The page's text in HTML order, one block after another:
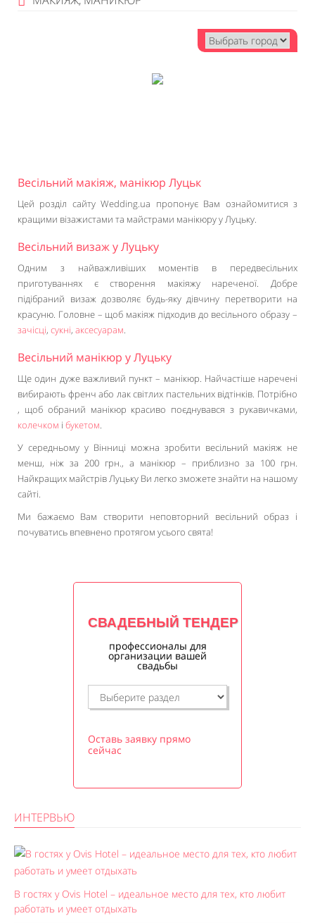
Весільний макіяж, манікюр Луцьк
Цей розділ сайту Wedding.ua пропонує Вам ознайомитися з
кращими візажистами та майстрами манікюру у Луцьку.
Весільний визаж у Луцьку
Одним з найважливіших моментів в передвесільних
приготуваннях є створення макіяжу нареченої. Добре
підібраний визаж дозволяє будь-яку дівчину перетворити на
красуню. Головне – щоб макіяж підходив до весільного образу –
зачісці, сукні, аксесуарам.
Весільний манікюр у Луцьку
Ще один дуже важливий пункт – манікюр. Найчастіше наречені
вибирають френч або лак світлих пастельних відтінків. Потрібно
, щоб обраний манікюр красиво поєднувався з рукавичками,
колечком і букетом.
У середньому у Вінниці можна зробити весільний макіяж не
менш, ніж за 200 грн., а манікюр – приблизно за 100 грн.
Найкращих майстрів Луцьку Ви легко зможете знайти на нашому
сайті.
Ми бажаємо Вам створити неповторний весільний образ і
почуватись впевнено протягом усього свята!
СВАДЕБНЫЙ ТЕНДЕР
профессионалы для
организации вашей
свадьбы
Оставь заявку прямо
сейчас
ИНТЕРВЬЮ
В гостях у Ovis Hotel – идеальное место для тех, кто любит
работать и умеет отдыхать